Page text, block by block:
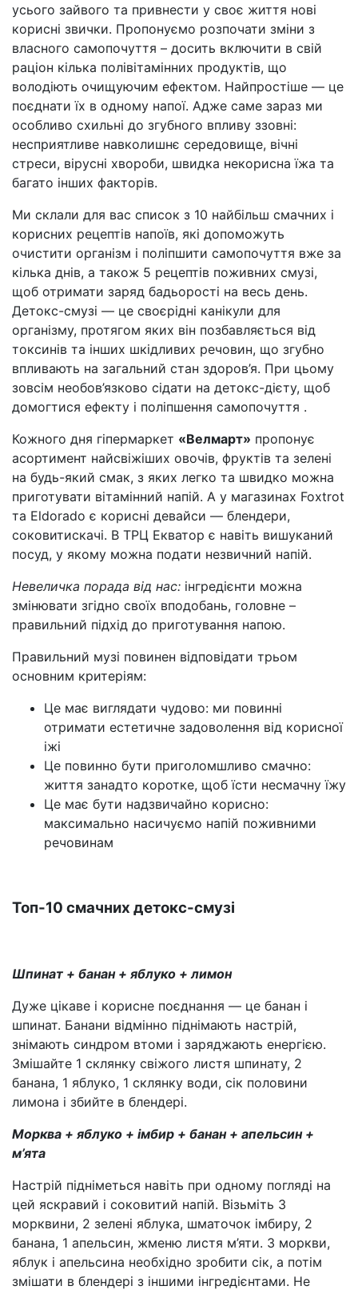
усього зайвого та привнести у своє життя нові
корисні звички. Пропонуємо розпочати зміни з
власного самопочуття – досить включити в свій
раціон кілька полівітамінних продуктів, що
володіють очищуючим ефектом. Найпростіше — це
поєднати їх в одному напої. Адже саме зараз ми
особливо схильні до згубного впливу ззовні:
несприятливе навколишнє середовище, вічні
стреси, вірусні хвороби, швидка некорисна їжа та
багато інших факторів.
Ми склали для вас список з 10 найбільш смачних і
корисних рецептів напоїв, які допоможуть
очистити організм і поліпшити самопочуття вже за
кілька днів, а також 5 рецептів поживних смузі,
щоб отримати заряд бадьорості на весь день.
Детокс-смузі — це своєрідні канікули для
організму, протягом яких він позбавляється від
токсинів та інших шкідливих речовин, що згубно
впливають на загальний стан здоров’я. При цьому
зовсім необов’язково сідати на детокс-дієту, щоб
домогтися ефекту і поліпшення самопочуття .
Кожного дня гіпермаркет «Велмарт» пропонує
асортимент найсвіжіших овочів, фруктів та зелені
на будь-який смак, з яких легко та швидко можна
приготувати вітамінний напій. А у магазинах Foxtrot
та Eldorado є корисні девайси — блендери,
соковитискачі. В ТРЦ Екватор є навіть вишуканий
посуд, у якому можна подати незвичний напій.
Невеличка порада від нас: інгредієнти можна
змінювати згідно своїх вподобань, головне –
правильний підхід до приготування напою.
Правильний музі повинен відповідати трьом
основним критеріям:
Це має виглядати чудово: ми повинні
отримати естетичне задоволення від корисної
іжі
Це повинно бути приголомшливо смачно:
життя занадто коротке, щоб їсти несмачну їжу
Це має бути надзвичайно корисно:
максимально насичуємо напій поживними
речовинам
Топ-10 смачних детокс-смузі
Шпинат + банан + яблуко + лимон
Дуже цікаве і корисне поєднання — це банан і
шпинат. Банани відмінно піднімають настрій,
знімають синдром втоми і заряджають енергією.
Змішайте 1 склянку свіжого листя шпинату, 2
банана, 1 яблуко, 1 склянку води, сік половини
лимона і збийте в блендері.
Морква + яблуко + імбир + банан + апельсин +
м’ята
Настрій підніметься навіть при одному погляді на
цей яскравий і соковитий напій. Візьміть 3
морквини, 2 зелені яблука, шматочок імбиру, 2
банана, 1 апельсин, жменю листя м’яти. З моркви,
яблук і апельсина необхідно зробити сік, а потім
змішати в блендері з іншими інгредієнтами. Не